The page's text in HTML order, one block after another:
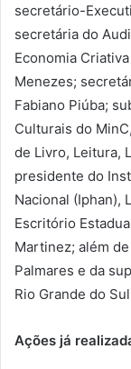
secretário-
secretária do
Economia
Menezes;
Fabiano Piúba;
Culturais do
de Livro, Leitura,
presidente do
Nacional (Iphan),
Escritório
Martinez; além
Palmares e da
Rio Grande do
Ações já